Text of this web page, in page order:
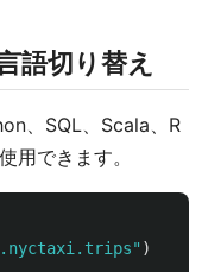
語切り替え
、SQL、Scala、R
用できます。
" )